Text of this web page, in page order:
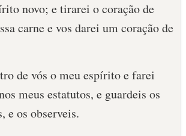
novo; e tirarei o coração de
carne e vos darei um coração de
de vós o meu espírito e farei
meus estatutos, e guardeis os
e os observeis.